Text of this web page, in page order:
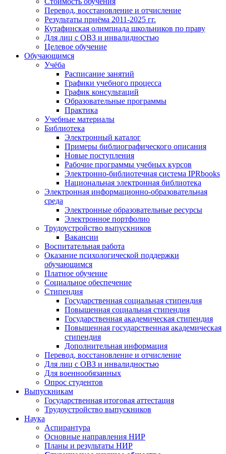
Перевод, восстановление и отчисление
Результаты приёма 2011-2025 гг.
Кутафинская олимпиада школьников по праву
Для лиц с ОВЗ и инвалидностью
Целевое обучение
Обучающимся
Учёба
Расписание занятий
Графики учебного процесса
График консультаций
Образовательные программы
Практика
Учебные материалы
Библиотека
Электронный каталог
Примеры библиографического описания
Новые поступления
Рабочие программы учебных курсов
Электронно-библиотечная система IPRbooks
Национальная электронная библиотека
Электронная информационно-образовательная
среда
Электронные образовательные ресурсы
Электронное портфолио
Трудоустройство выпускников
Вакансии
Воспитательная работа
Оказание психологической поддержки
обучающимся
Платное обучение
Социальное обеспечение
Стипендия
Государственная социальная стипендия
Повышенная социальная стипендия
Государственная академическая стипендия
Повышенная государственная академическая
стипендия
Дополнительная информация
Перевод, восстановление и отчисление
Для лиц с ОВЗ и инвалидностью
Для военнообязанных
Опрос студентов
Выпускникам
Государственная итоговая аттестация
Трудоустройство выпускников
Наука
Аспирантура
Основные направления НИР
Планы и результаты НИР